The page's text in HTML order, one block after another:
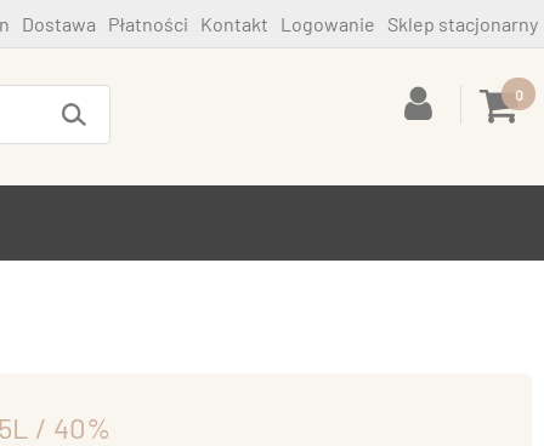
Dostawa Płatności Kontakt Logowanie Sklep stacjonarny
0
/ 40%